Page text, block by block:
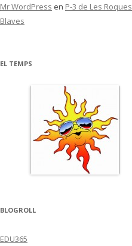
Mr WordPress en P-3 de Les Roques
Blaves
EL TEMPS
BLOGROLL
EDU365